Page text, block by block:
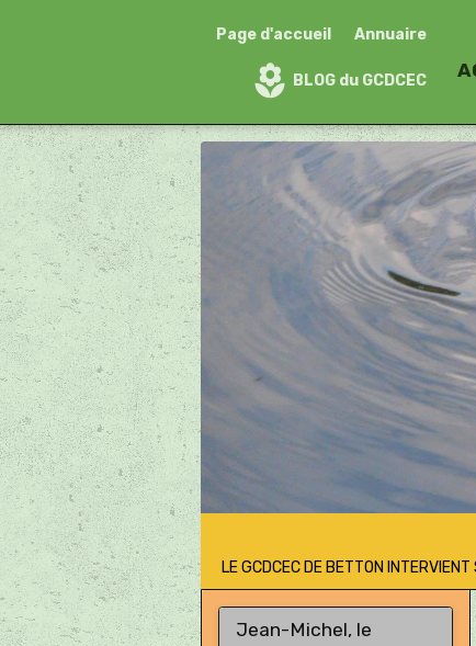
Page d'accueil Annuaire
BLOG du GCDCEC
LE GCDCEC DE BETTON
Jean-Michel, le